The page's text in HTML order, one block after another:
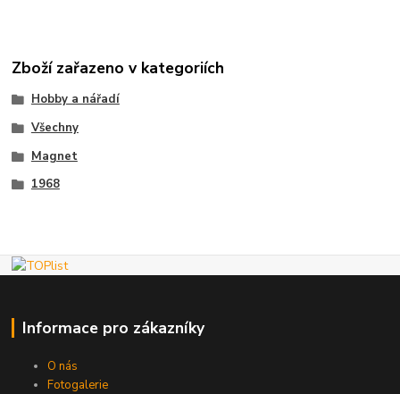
Zboží zařazeno v kategoriích
Hobby a nářadí
Všechny
Magnet
1968
Informace pro zákazníky
O nás
Fotogalerie